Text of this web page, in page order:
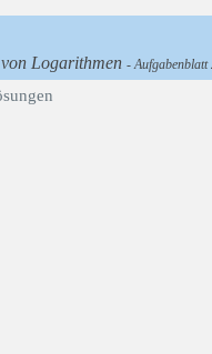
Logarithmen - Aufgabenblatt